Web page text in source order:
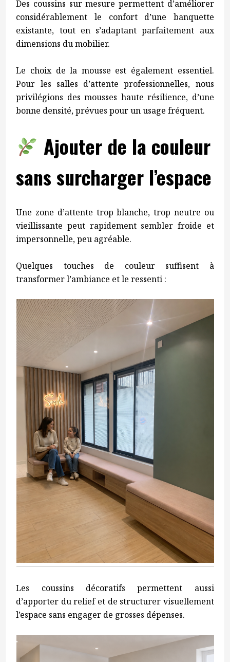
Des coussins sur mesure permettent d’améliorer
considérablement le confort d’une banquette
existante, tout en s’adaptant parfaitement aux
dimensions du mobilier.
Le choix de la mousse est également essentiel.
Pour les salles d’attente professionnelles, nous
privilégions des mousses haute résilience, d’une
bonne densité, prévues pour un usage fréquent.
Ajouter de la couleur
sans surcharger l’espace
Une zone d’attente trop blanche, trop neutre ou
vieillissante peut rapidement sembler froide et
impersonnelle, peu agréable.
Quelques touches de couleur suffisent à
transformer l’ambiance et le ressenti :
Les coussins décoratifs permettent aussi
d’apporter du relief et de structurer visuellement
l’espace sans engager de grosses dépenses.